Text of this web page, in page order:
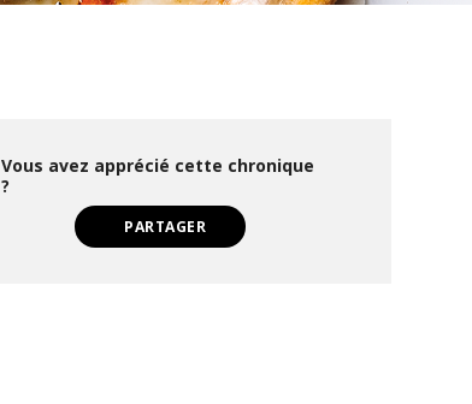
Vous avez apprécié cette chronique
?
PARTAGER